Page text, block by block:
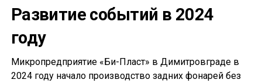
Развитие событий в 2024
году
Микропредприятие «Би-Пласт» в Димитровграде в
2024 году начало производство задних фонарей без